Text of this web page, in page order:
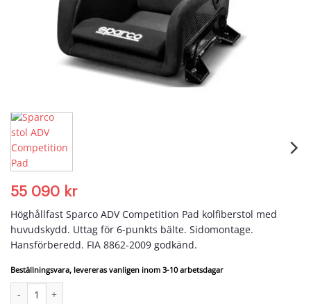
55 090 kr
Höghållfast Sparco ADV Competition Pad kolfiberstol med
huvudskydd. Uttag för 6-punkts bälte. Sidomontage.
Hansförberedd. FIA 8862-2009 godkänd.
Beställningsvara, levereras vanligen inom 3-10 arbetsdagar